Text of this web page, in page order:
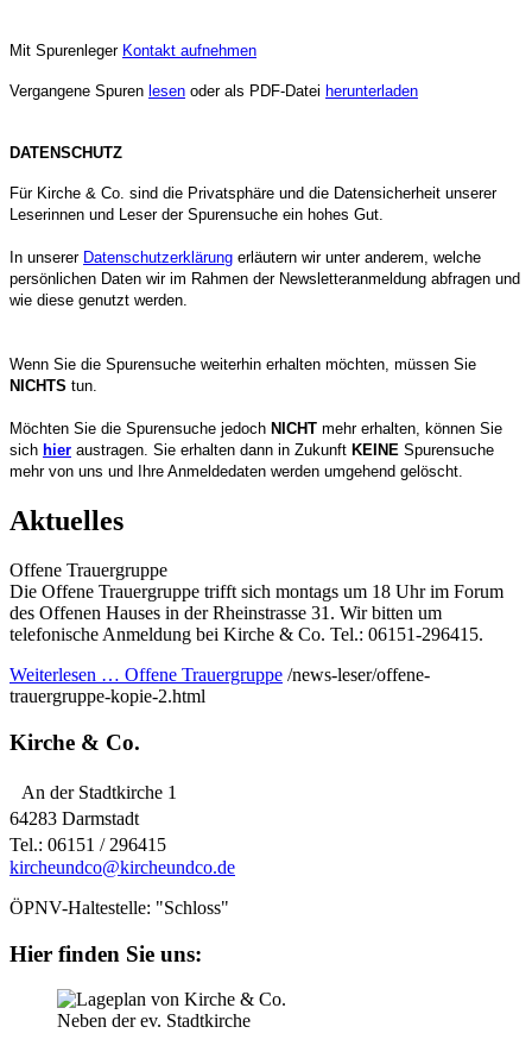
Mit Spurenleger Kontakt aufnehmen
Vergangene Spuren lesen oder als PDF-Datei herunterladen
DATENSCHUTZ
Für Kirche & Co. sind die Privatsphäre und die Datensicherheit unserer
Leserinnen und Leser der Spurensuche ein hohes Gut.
In unserer Datenschutzerklärung erläutern wir unter anderem, welche
persönlichen Daten wir im Rahmen der Newsletteranmeldung abfragen und
wie diese genutzt werden.
Wenn Sie die Spurensuche weiterhin erhalten möchten, müssen Sie
NICHTS tun.
Möchten Sie die Spurensuche jedoch NICHT mehr erhalten, können Sie
sich hier austragen. Sie erhalten dann in Zukunft KEINE Spurensuche
mehr von uns und Ihre Anmeldedaten werden umgehend gelöscht.
Aktuelles
Offene Trauergruppe
Die Offene Trauergruppe trifft sich montags um 18 Uhr im Forum
des Offenen Hauses in der Rheinstrasse 31. Wir bitten um
telefonische Anmeldung bei Kirche & Co. Tel.: 06151-296415.
Weiterlesen … Offene Trauergruppe /news-leser/offene-
trauergruppe-kopie-2.html
Kirche & Co.
An der Stadtkirche 1
64283 Darmstadt
Tel.: 06151 / 296415
kircheundco@kircheundco.de
ÖPNV-Haltestelle: "Schloss"
Hier finden Sie uns:
Neben der ev. Stadtkirche